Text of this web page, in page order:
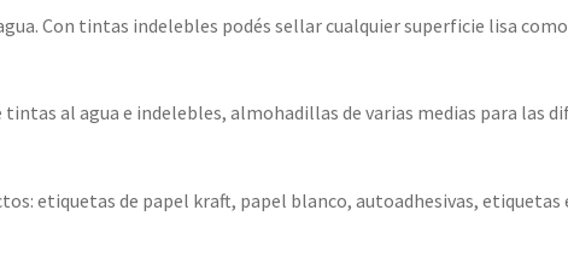
Con tintas indelebles podés sellar cualquier superficie lisa
al agua e indelebles, almohadillas de varias medias para las
etiquetas de papel kraft, papel blanco, autoadhesivas, etiquetas